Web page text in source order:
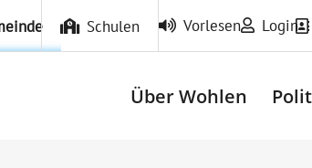
Login
Schulen Vorlesen
Über Wohlen